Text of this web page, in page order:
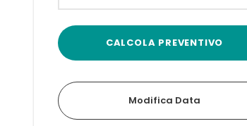
Modifica Data